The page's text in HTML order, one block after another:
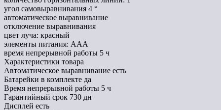
угол самовыравнивания 4 °
автоматическое выравнивание
отключение выравнивания
цвет луча: красный
элементы питания: ААА
время непрерывной работы 5 ч
Характеристики товара
Автоматическое выравнивание есть
Батарейки в комплекте да
Время непрерывной работы 5 ч
Гарантийный срок 730 дн
Дисплей есть